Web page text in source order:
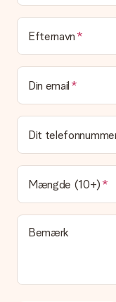
Leveringstid,
Kan jeg vælge en
Det er ikke muligt at
Hvad er
gave?
Leveringstiden
at vores postfirma
Hvilke
I øjeblikket er det
leveringsindstilling.
en pakke eller som
hvilken måde din
Efternavn
Din email
Dit
Mængde (10+)
Bemærk